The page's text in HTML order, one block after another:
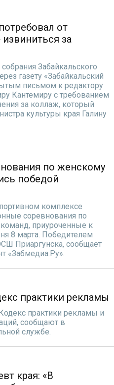
от
извиниться за
Забайкальского
газету «Забайкальский
письмом к редактору
Кантемиру с требованием
за коллаж, который
культуры края Галину
по женскому
победой
комплексе
соревнования по
приуроченные к
8 марта. Победителем
Приаргунска, сообщает
«Забмедиа.Ру».
практики рекламы
практики рекламы и
сообщают в
службе.
края: «В